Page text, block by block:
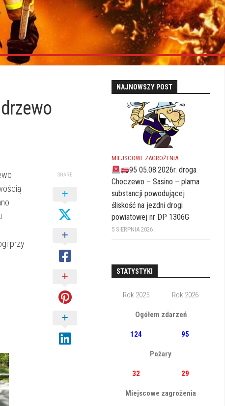
przy
SHARE
NAJNOWSZY POST
MIEJSCOWE ZAGROŻENIA
95 05.08.2026r. droga
Choczewo – Sasino – plama
substancji powodującej
śliskość na jezdni drogi
powiatowej nr DP 1306G
5 SIERPNIA 2026
STATYSTYKI
Rok 2025 Rok 2026
Ogółem zdarzeń
124 95
Pożary
32 29
Miejscowe zagrożenia